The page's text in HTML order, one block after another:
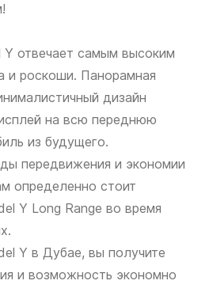
Y отвечает самым высоким
и роскоши. Панорамная
дизайн
на всю переднюю
из будущего.
передвижения и экономии
определенно стоит
Y Long Range во время
Y в Дубае, вы получите
и возможность экономно